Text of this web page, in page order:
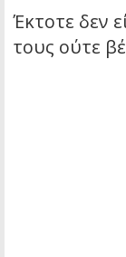
Έκτοτε δεν
τους ούτε